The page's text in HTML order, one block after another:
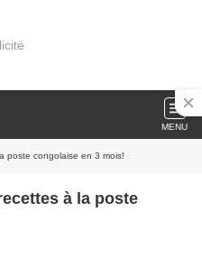
MENU
poste congolaise en 3 mois!
à la poste